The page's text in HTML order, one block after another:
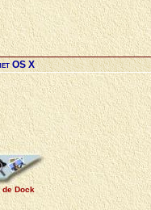
OS X
de Dock